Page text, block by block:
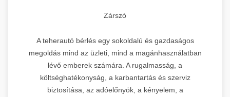
Zárszó
A teherautó bérlés egy sokoldalú és gazdaságos
megoldás mind az üzleti, mind a magánhasználatban
lévő emberek számára. A rugalmasság, a
költséghatékonyság, a karbantartás és szerviz
biztosítása, az adóelőnyök, a kényelem, a